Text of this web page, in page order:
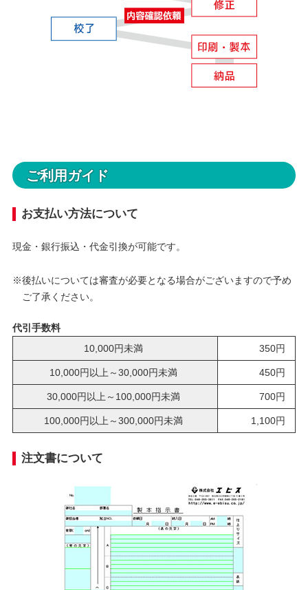
ご利用ガイド
お支払い方法について
現金・銀行振込・代金引換が可能です。
※後払いについては審査が必要となる場合がございますので予め
ご了承ください。
代引手数料
10,000円未満
350円
10,000円以上～30,000円未満 450円
30,000円以上～100,000円未満 700円
100,000円以上～300,000円未満 1,100円
注文書について